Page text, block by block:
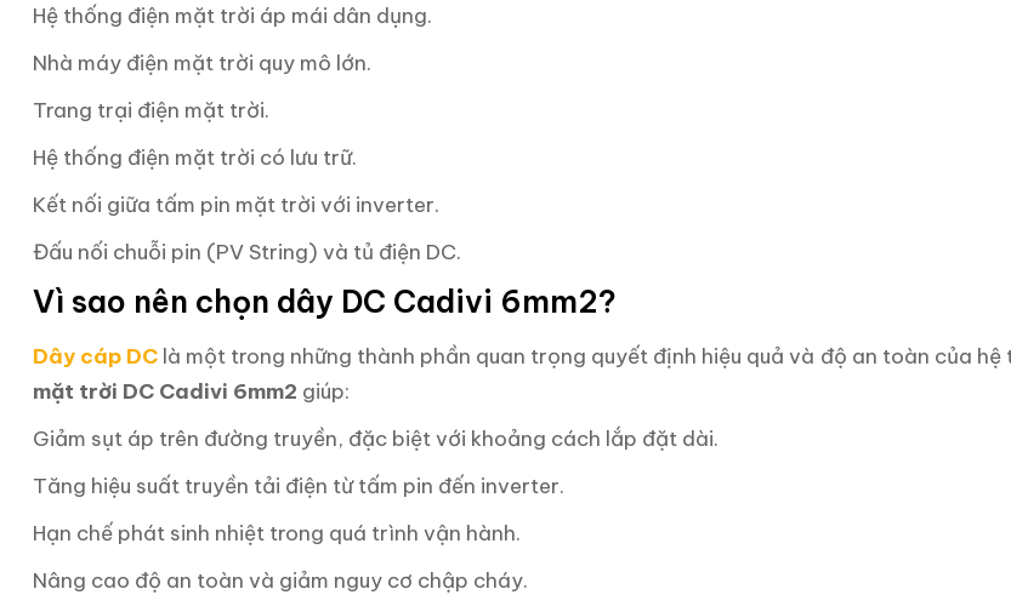
Hệ thống điện mặt trời áp mái dân dụng.
Nhà máy điện mặt trời quy mô lớn.
Trang trại điện mặt trời.
Hệ thống điện mặt trời có lưu trữ.
Kết nối giữa tấm pin mặt trời với inverter.
Đấu nối chuỗi pin (PV String) và tủ điện DC.
Vì sao nên chọn dây DC Cadivi 6mm2?
Dây cáp DC là một trong những thành phần quan trọng quyết định hiệu quả và độ an toàn của
mặt trời DC Cadivi 6mm2 giúp:
Giảm sụt áp trên đường truyền, đặc biệt với khoảng cách lắp đặt dài.
Tăng hiệu suất truyền tải điện từ tấm pin đến inverter.
Hạn chế phát sinh nhiệt trong quá trình vận hành.
Nâng cao độ an toàn và giảm nguy cơ chập cháy.